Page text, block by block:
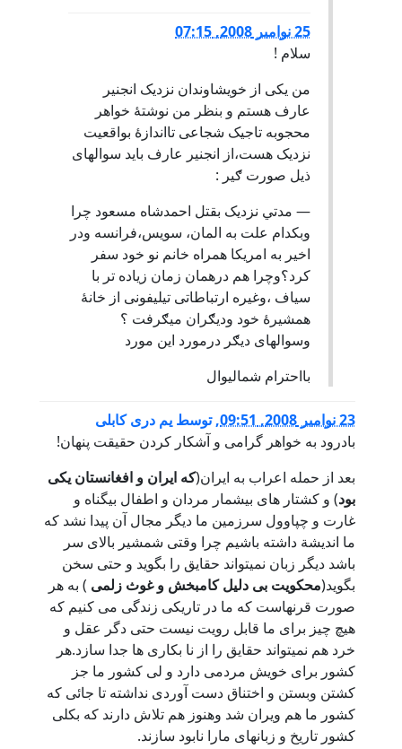
25 نوامبر 2008, 07:15
سلام !
من يکی از خويشاوندان نزديک انجنير
عارف هستم و بنظر من نوشتۀ خواهر
محجوبه تاجیک شجاعی تااندازۀ بواقعيت
نزديک هست،از انجنير عارف بايد سوالهای
ذيل صورت ګير :
— مدتي نزديک بقتل احمدشاه مسعود چرا
وبکدام علت به المان، سويس،فرانسه ودر
اخير به امريکا همراه خانم نو خود سفر
کرد؟وچرا هم درهمان زمان زياده تر با
سياف ،وغيره ارتباطاتی تيليفونی از خانۀ
همشيرۀ خود وديګران ميګرفت ؟
وسوالهای ديګر درمورد اين مورد
بااحترام شماليوال
23 نوامبر 2008, 09:51 ,توسط یم دری کابلی
بادرود به خواهر گرامی و آشکار کردن حقیقت پنهان!
بعد از حمله اعراب به ایران(که ایران و افغانستان یکی
بود) و کشتار های بیشمار مردان و اطفال بیگناه و
غارت و چپاوول سرزمین ما دیگر مجال آن پیدا نشد که
ما اندیشة داشته باشیم چرا وقتی شمشیر بالای سر
باشد دیگر زبان نمیتواند حقایق را بگوید و حتی سخن
بگوید(محکویت بی دلیل کامبخش و غوث زلمی ) به هر
صورت قرنهاست که ما در تاریکی زندگی می کنیم که
هیچ چیز برای ما قابل رویت نیست حتی دگر عقل و
خرد هم نمیتواند حقایق را از نا بکاری ها جدا سازد.هر
کشور برای خویش مردمی دارد و لی کشور ما جز
کشتن وبستن و اختناق دست آوردی نداشته تا جائی که
کشور ما هم ویران شد وهنوز هم تلاش دارند که بکلی
کشور تاریخ و زبانهای مارا نابود سازند.